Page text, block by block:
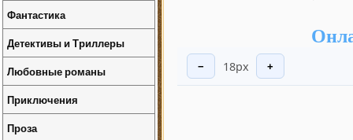
− 18px +
Фантастика
Детективы и Триллеры
Любовные романы
Приключения
Проза